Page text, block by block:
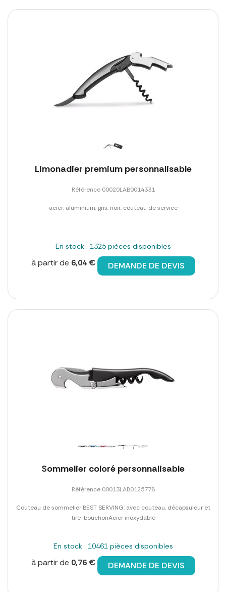
Limonadier premium personnalisable
Référence 00020LAB0014331
acier, aluminium, gris, noir, couteau de service
En stock : 1325 pièces disponibles
à partir de 6,04 € DEMANDE DE DEVIS
Sommelier coloré personnalisable
Référence 00013LAB0125778
Couteau de sommelier BEST SERVING: avec couteau, décapsuleur et
tire-bouchonAcier inoxydable
En stock : 10461 pièces disponibles
à partir de 0,76 € DEMANDE DE DEVIS